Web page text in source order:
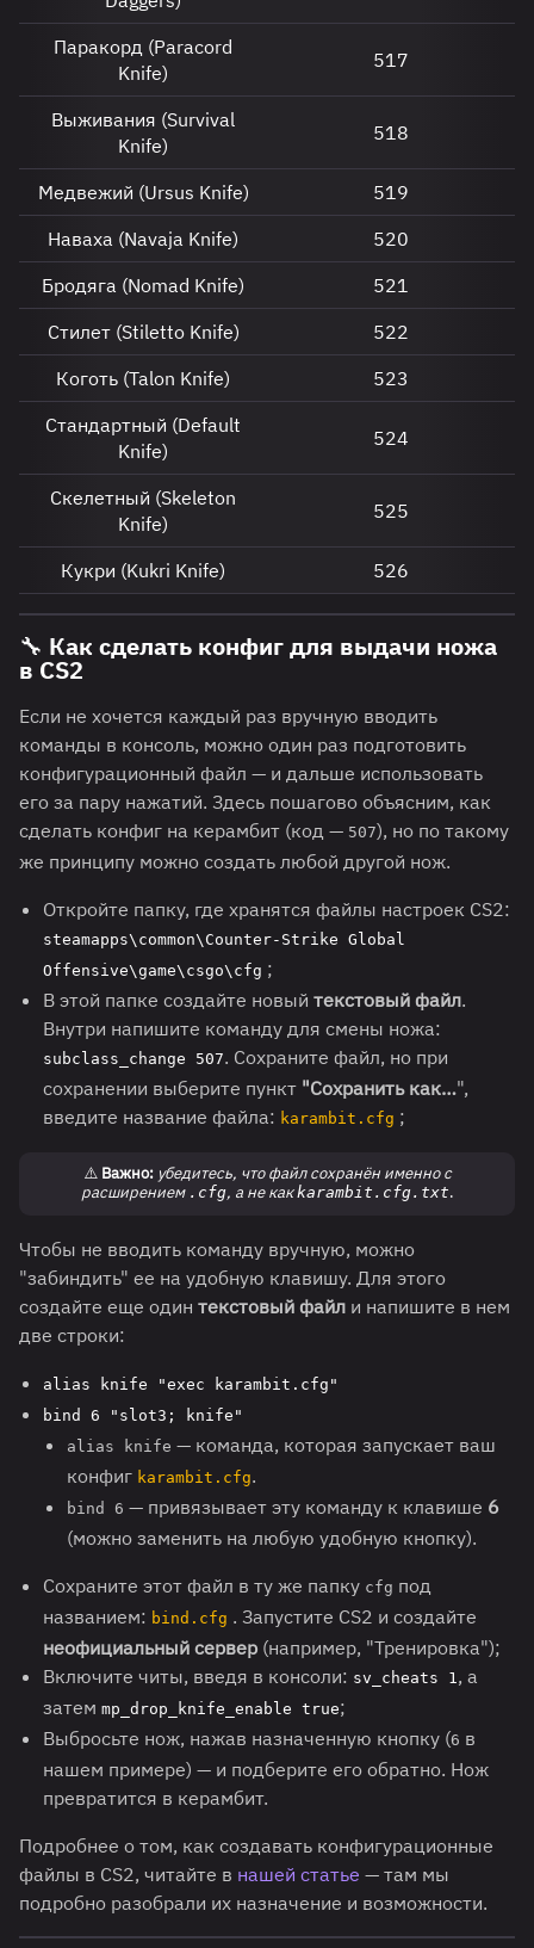
Паракорд (Paracord
Knife)
517
Выживания (Survival
Knife)
518
Медвежий (Ursus Knife)
519
Наваха (Navaja Knife)
520
Бродяга (Nomad Knife)
521
Стилет (Stiletto Knife)
522
Коготь (Talon Knife)
523
Стандартный (Default
Knife)
524
Скелетный (Skeleton
Knife)
525
Кукри (Kukri Knife) 526
🔧 Как сделать конфиг для выдачи ножа
в CS2
Если не хочется каждый раз вручную вводить
команды в консоль, можно один раз подготовить
конфигурационный файл — и дальше использовать
его за пару нажатий. Здесь пошагово объясним, как
сделать конфиг на керамбит (код — 507), но по такому
же принципу можно создать любой другой нож.
Откройте папку, где хранятся файлы настроек CS2:
steamapps\common\Counter-Strike Global
Offensive\game\csgo\cfg ;
В этой папке создайте новый текстовый файл.
Внутри напишите команду для смены ножа:
subclass_change 507. Сохраните файл, но при
сохранении выберите пункт "Сохранить как…",
введите название файла: karambit.cfg ;
⚠️ Важно:убедитесь, что файл сохранён именно с
расширением .cfg, а не какkarambit.cfg.txt.
Чтобы не вводить команду вручную, можно
"забиндить" ее на удобную клавишу. Для этого
создайте еще один текстовый файл и напишите в нем
две строки:
alias knife "exec karambit.cfg"
bind 6 "slot3; knife"
alias knife — команда, которая запускает ваш
конфиг karambit.cfg.
bind 6 — привязывает эту команду к клавише 6
(можно заменить на любую удобную кнопку).
Сохраните этот файл в ту же папку cfg под
названием: bind.cfg . Запустите CS2 и создайте
неофициальный сервер (например, "Тренировка");
Включите читы, введя в консоли: sv_cheats 1, а
затем mp_drop_knife_enable true;
Выбросьте нож, нажав назначенную кнопку (6 в
нашем примере) — и подберите его обратно. Нож
превратится в керамбит.
Подробнее о том, как создавать конфигурационные
файлы в CS2, читайте в нашей статье — там мы
подробно разобрали их назначение и возможности.